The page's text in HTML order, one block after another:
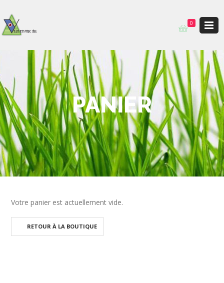
0
PANIER
Votre panier est actuellement vide.
RETOUR À LA BOUTIQUE